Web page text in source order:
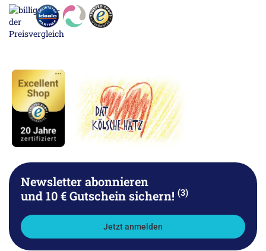
Newsletter abonnieren
und 10 € Gutschein sichern! (3)
Jetzt anmelden